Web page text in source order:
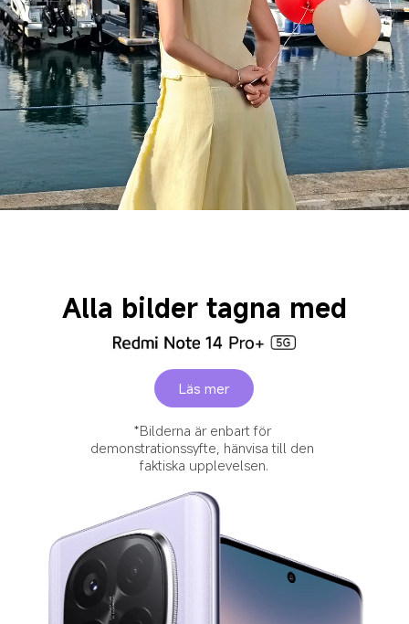
Alla bilder tagna med
Läs mer
*Bilderna är enbart för
demonstrationssyfte, hänvisa till den
faktiska upplevelsen.